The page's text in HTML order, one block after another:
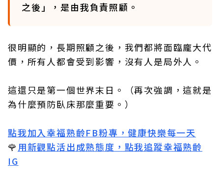
之後」，是由我負責照顧。
很明顯的，長期照顧之後，我們都將面臨龐大代
價，所有人都會受到影響，沒有人是局外人。
這還只是第一個世界末日。（再次強調，這就是
為什麼預防臥床那麼重要。）
點我加入幸福熟齡FB粉專，健康快樂每一天
🌹 用新觀點活出成熟態度，點我追蹤幸福熟齡
IG